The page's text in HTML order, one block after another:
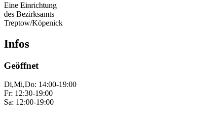
Eine Einrichtung
des Bezirksamts
Treptow/Köpenick
Infos
Geöffnet
Di,Mi,Do: 14:00-19:00
Fr: 12:30-19:00
Sa: 12:00-19:00